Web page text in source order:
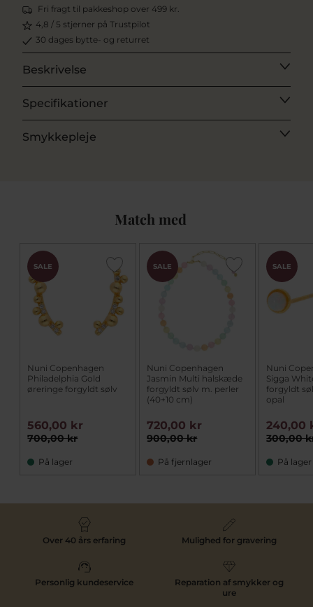
Fri fragt til pakkeshop over 499 kr.
4,8 / 5 stjerner på Trustpilot
30 dages bytte- og returret
Beskrivelse
Specifikationer
Smykkepleje
Match med
SALE
Nuni Copenhagen
Philadelphia Gold
øreringe forgyldt sølv
700,00 kr
560,00 kr
På lager
SALE
Nuni Copenhagen
Jasmin Multi halskæde
forgyldt sølv m. perler
(40+10 cm)
900,00 kr
720,00 kr
På fjernlager
SALE
Nuni
Sigga
forgyldt
opal
300,00
240,00
På lager
Over 40 års erfaring Mulighed for gravering
Personlig kundeservice
Reparation af smykker og
ure